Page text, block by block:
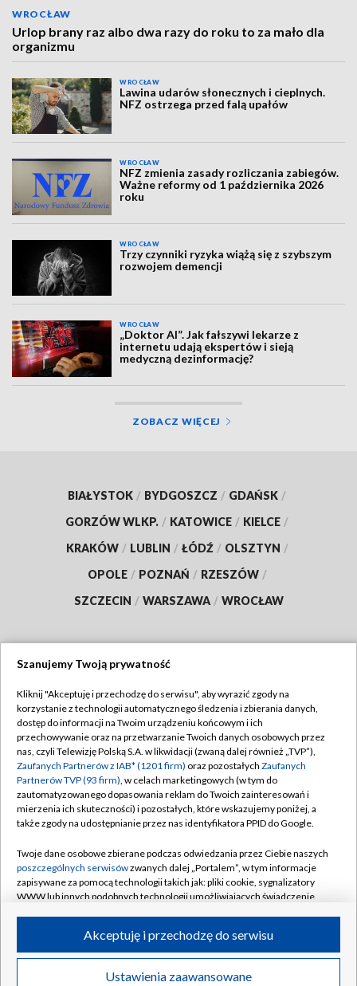
WROCŁAW
Urlop brany raz albo dwa razy do roku to za mało dla
organizmu
WROCŁAW
Lawina udarów słonecznych i cieplnych.
NFZ ostrzega przed falą upałów
WROCŁAW
NFZ zmienia zasady rozliczania zabiegów.
Ważne reformy od 1 października 2026
roku
WROCŁAW
Trzy czynniki ryzyka wiążą się z szybszym
rozwojem demencji
WROCŁAW
„Doktor AI”. Jak fałszywi lekarze z
internetu udają ekspertów i sieją
medyczną dezinformację?
ZOBACZ WIĘCEJ
BIAŁYSTOK / BYDGOSZCZ / GDAŃSK /
GORZÓW WLKP. / KATOWICE / KIELCE /
KRAKÓW / LUBLIN / ŁÓDŹ / OLSZTYN /
OPOLE / POZNAŃ / RZESZÓW /
SZCZECIN / WARSZAWA / WROCŁAW
TVP
Abonament TVP
Emisja w TVP
Centrum informacji TVP
Naziemna Telewizja Cyfrowa
Rada Programowa
System NOS
Informacje o nadawcy
Program dla prasy
Regulamin TVP
Polityka prywatności
Moje zgody
Pomoc
Kontakt
Kanały
©2026 Telewizja Polska S.A. w likwidacji
Szanujemy Twoją prywatność
Kliknij "Akceptuję i przechodzę do serwisu", aby wyrazić zgody na
korzystanie z technologii automatycznego śledzenia i zbierania danych,
dostęp do informacji na Twoim urządzeniu końcowym i ich
przechowywanie oraz na przetwarzanie Twoich danych osobowych przez
nas, czyli Telewizję Polską S.A. w likwidacji (zwaną dalej również „TVP”),
Zaufanych Partnerów z IAB* (1201 firm) oraz pozostałych Zaufanych
Partnerów TVP (93 firm), w celach marketingowych (w tym do
zautomatyzowanego dopasowania reklam do Twoich zainteresowań i
mierzenia ich skuteczności) i pozostałych, które wskazujemy poniżej, a
także zgody na udostępnianie przez nas identyfikatora PPID do Google.
Twoje dane osobowe zbierane podczas odwiedzania przez Ciebie naszych
poszczególnych serwisówzwanych dalej „Portalem”, w tym informacje
zapisywane za pomocą technologii takich jak: pliki cookie, sygnalizatory
WWW lub innych podobnych technologii umożliwiających świadczenie
ruchu w Internecie.
Twoje dane osobowe zbierane podczas odwiedzania przez Ciebie
Ustawienia zaawansowane
Akceptuję i przechodzę do serwisu